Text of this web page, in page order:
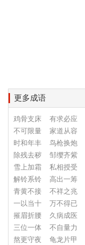
更多成语
鸡骨支床 有求必应
不可限量
家道从容
时和年丰
鸟枪换炮
除残去秽
邹缨齐紫
雪上加霜
私相授受
解铃系铃
高出一筹
青黄不接
不祥之兆
一以当十
万不得已
摧眉折腰
久病成医
三位一体
不自量力
熬更守夜
龟龙片甲